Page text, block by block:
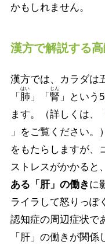
かもしれません。
漢方で解説する
漢方では、カラダは
「 肺
はい
」「 腎
じん
」という
ます。（詳しくは、「
」をご覧ください。） 適度なストレスは生活に張
をもたらしますが、
ストレスがかかると、
ある「肝」の働き に
ライラして怒りっぽ
認知症の周辺症状で
「肝」の働きが関係